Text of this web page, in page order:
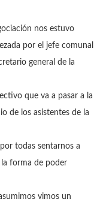
nos estuvo
por el jefe comunal
general de la
que va a pasar a la
de los asistentes de la
todas sentarnos a
forma de poder
vimos un